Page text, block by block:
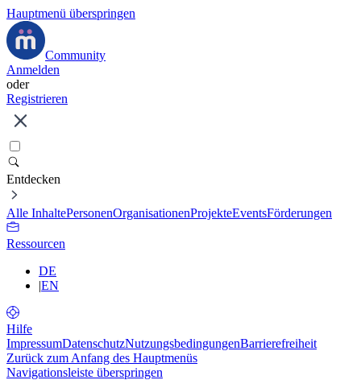
Hauptmenü überspringen
Community
Anmelden
oder
Registrieren
Entdecken
Alle InhaltePersonenOrganisationenProjekteEventsFörderungen
Ressourcen
DE
|EN
Hilfe
ImpressumDatenschutzNutzungsbedingungenBarrierefreiheit
Zurück zum Anfang des Hauptmenüs
Navigationsleiste überspringen